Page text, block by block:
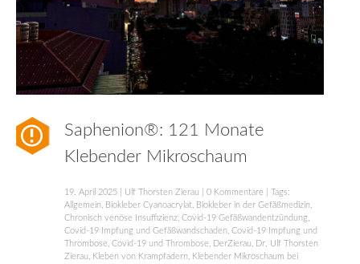
Saphenion®: 121 Monate
Klebender Mikroschaum
19. April 2025 Ulf Thorsten Zierau 0 Kommentare | Tags:
Allgemein, Biokleber Cyanoacrylat, Biokleber in der Gefäßmedizin,
Chronisch venöse Insuffizienz, Covid-19 Gefäßwandentzündung,
Covid-19 Impfung und Gefäßwandschaden, Covid-19 Impfung und
Thrombose, Covid-19 und Thrombose, DerZierau, Dr. Ulf Thorsten
Zierau, Kleben von Krampfadern, Klebender Mikroschaum bei